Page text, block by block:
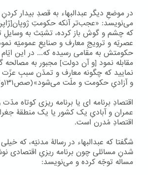
در موضعِ دیگر عبدالبهاء به قصدِ بیدار
می‌نویسد: «عجب‌تر آنکه حکومتِ
که چشم و گوش باز کرده، تشبّث به وسایلِ
عصریّه و ترویجِ معارف و صنایعِ عمومیّه
حکومتش به مقامی رسیده که... در این
مقابله نمود [و آن دولت] مجبور به
نمایید که چگونه معارف و تمدّن سببِ
و آزادیِ حکومت و ملّت می‌شود»(صص۱۳۱و۱۳۲)
اقتصادِ برنامه ای یا برنامه ریزی کوتاه
عمران و آبادیِ یک کشور یا یک منطقۀ
اقتصادِ مُدرن است.
شگفتا که عبدالبهاء در رسالۀ مدنیّه، که
شدنِ مسائلی چون برنامه ریزیِ اقتصادی
مساله توجّه کرده و می‌نویسد: